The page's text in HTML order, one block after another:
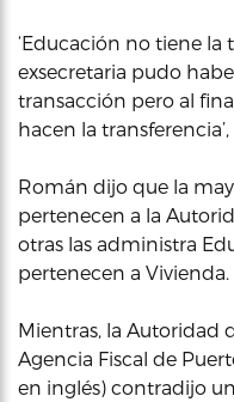
‘Educación no tiene la
exsecretaria pudo
transacción pero al
hacen la
Román dijo que la
pertenecen a la
otras las administra
pertenecen a Vivienda.
Mientras, la Autoridad
Agencia Fiscal de
en inglés) contradijo